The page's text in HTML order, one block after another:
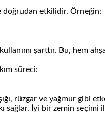
doğrudan etkilidir. Örneğin:
şarttır. Bu, hem
süreci:
rüzgar ve yağmur gibi
sağlar. İyi bir zemin